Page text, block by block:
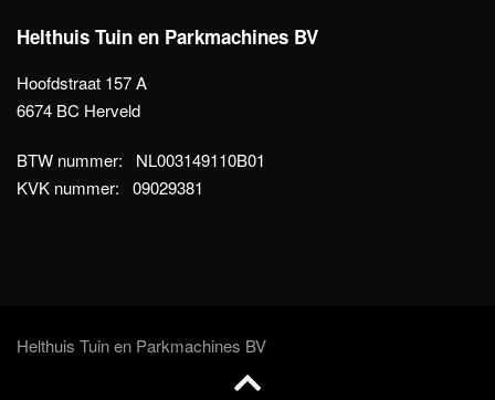
Helthuis Tuin en Parkmachines BV
Hoofdstraat 157 A
6674 BC Herveld
BTW nummer: NL003149110B01
KVK nummer: 09029381
Helthuis Tuin en Parkmachines BV